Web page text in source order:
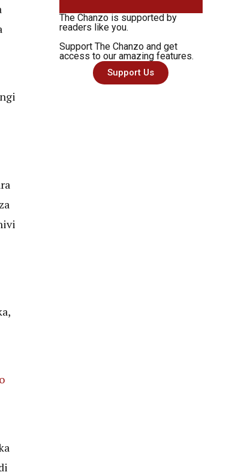
The Chanzo is supported by
readers like you.
Support The Chanzo and get
access to our amazing features.
Support Us